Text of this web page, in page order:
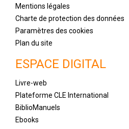
Mentions légales
Charte de protection des données
Paramètres des cookies
Plan du site
ESPACE DIGITAL
Livre-web
Plateforme CLE International
BiblioManuels
Ebooks